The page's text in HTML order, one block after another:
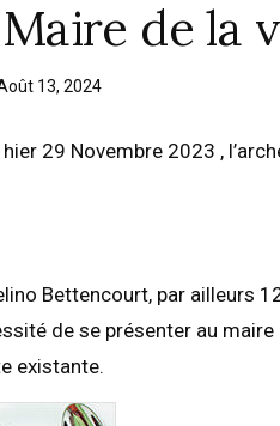
de la
13, 2024
29 Novembre 2023 ,
Bettencourt, par ailleurs
de se présenter au
existante.